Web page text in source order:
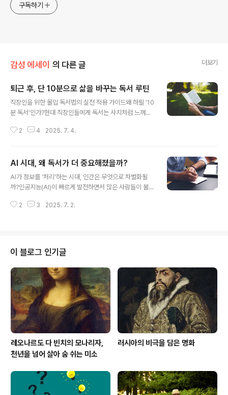
구독하기
감성 에세이 의 다른 글 더보기
퇴근 후, 단 10분으로 삶을 바꾸는 독서 루틴
직장인을 위한 몰입 독서법의 실전 적용 가이드왜 하필 ‘10
분 독서’인가?현대 직장인들에게 독서는 사치처럼 느껴질
일, 가족 돌봄, 회복까지 해야 하는 바쁜 삶 속에서 ‘책 읽
을 정해 꾸준히 책을 읽는 것이 중요합니다.10분 독서는 짧
지만 뇌와 마음에 새로운 자극을 주고, 하루를 차분하게 정
리할 수 있는 집중의 틈을 제공합니다.이것은 단순한 지식
을 만드는 데 효과적입니다.바쁜 직장인을 위한 독서 환경
2 4 2025. 7. 4.
AI 시대, 왜 독서가 더 중요해졌을까?
AI가 정보를 ‘처리’하는 시대, 인간은 무엇으로 차별화될
까?인공지능(AI)이 빠르게 발전하면서 많은 사람들이 불안
빠르게 분석한다면 인간은 무엇을 해야 할까?”라는 질문이
요한 사실이 있다.AI는 데이터를 조합하고 연산하는 데 탁
월할 뿐, ‘의미를 부여하고 사유하는 능력’은 인간 고유의
영역이라는 점이다.그리고 이 능력을 키워주는 가장 강력
한 도구가 바로 ‘독서’다.독서는 단지 정보를 읽는 행위가
아니다.텍스트를 통해 타인의 관점, 감정, 경험, 철학, 세계
관을 ‘내면화’하..
2 3 2025. 7. 2.
이 블로그 인기글
레오나르도 다 빈치의 모나리자,
천년을 넘어 살아 숨 쉬는 미소
러시아의 비극을 담은 명화